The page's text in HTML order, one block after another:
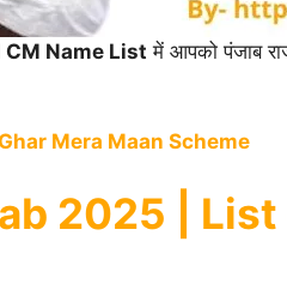
Name List में आपको पंजाब
Mera Maan Scheme
2025 |